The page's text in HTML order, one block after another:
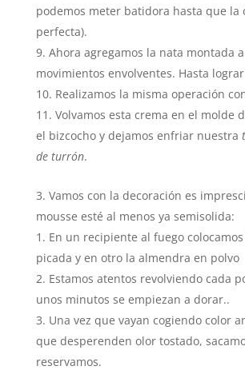
podemos meter batidora hasta que la
perfecta).
Ahora agregamos la nata montada
movimientos envolventes. Hasta
Realizamos la misma operación
Volvamos esta crema en el molde
el bizcocho y dejamos enfriar nuestra
de turrón.
Vamos con la decoración es
mousse esté al menos ya semisolida:
En un recipiente al fuego
picada y en otro la almendra en polvo
Estamos atentos revolviendo cada
unos minutos se empiezan a dorar..
Una vez que vayan cogiendo color
que desperenden olor tostado,
reservamos.